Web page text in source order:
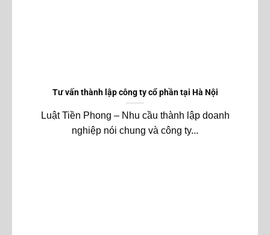
Tư vấn thành lập công ty cổ phần tại Hà Nội
Luật Tiền Phong – Nhu cầu thành lập doanh
nghiệp nói chung và công ty...